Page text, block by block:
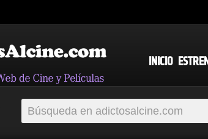
INICIO